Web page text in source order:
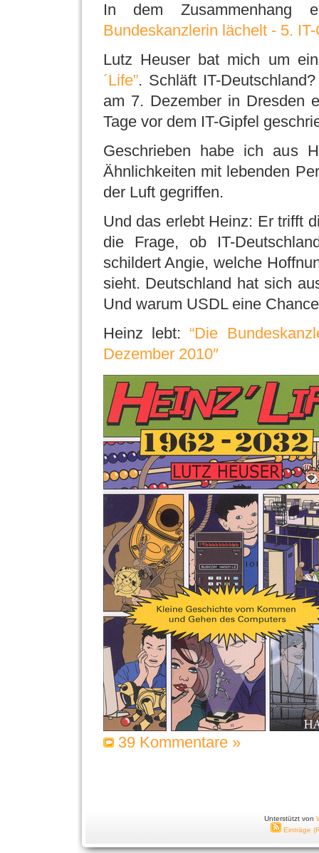
In dem Zusammenhang
Bundeskanzlerin lächelt - 5.
Lutz Heuser bat mich um
´Life”. Schläft IT-
am 7. Dezember in Dresden
Tage vor dem IT-Gipfel
Geschrieben habe ich aus
Ähnlichkeiten mit lebenden
der Luft gegriffen.
Und das erlebt Heinz: Er trifft
die Frage, ob IT-
schildert Angie, welche
sieht. Deutschland hat sich
Und warum USDL eine
Heinz lebt:“Die
Dezember 2010″
39 Kommentare »
Unterstützt von
Einträge